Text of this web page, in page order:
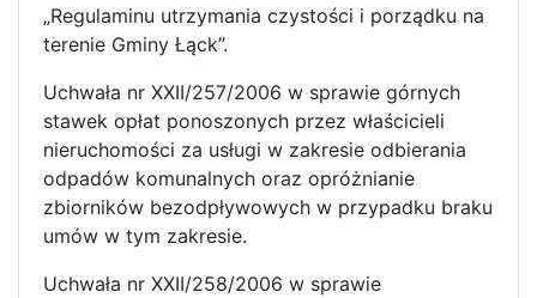
„Regulaminu utrzymania czystości i porządku na
terenie Gminy Łąck”.
Uchwała nr XXII/257/2006 w sprawie górnych
stawek opłat ponoszonych przez właścicieli
nieruchomości za usługi w zakresie odbierania
odpadów komunalnych oraz opróżnianie
zbiorników bezodpływowych w przypadku braku
umów w tym zakresie.
Uchwała nr XXII/258/2006 w sprawie